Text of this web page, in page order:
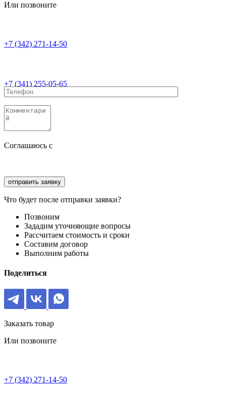
Или позвоните
+7 (342) 271-14-50
+7 (341) 255-05-65
Соглашаюсь с
Что будет после отправки заявки?
Позвоним
Зададим уточняющие вопросы
Рассчитаем стоимость и сроки
Составим договор
Выполним работы
Поделиться
Заказать товар
Или позвоните
+7 (342) 271-14-50